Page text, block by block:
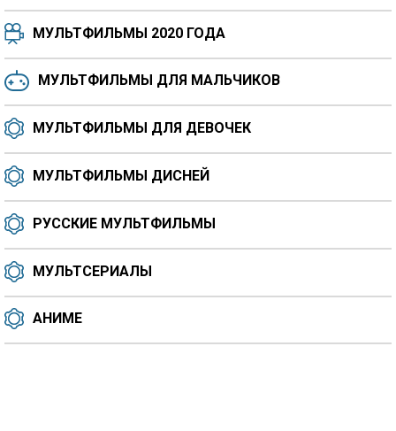
6.5 6.6 6.0 6.4
МУЛЬТФИЛЬМЫ 2020 ГОДА
МУЛЬТФИЛЬМЫ ДЛЯ МАЛЬЧИКОВ
МУЛЬТФИЛЬМЫ ДЛЯ ДЕВОЧЕК
МУЛЬТФИЛЬМЫ ДИСНЕЙ
РУССКИЕ МУЛЬТФИЛЬМЫ
МУЛЬТСЕРИАЛЫ
АНИМЕ